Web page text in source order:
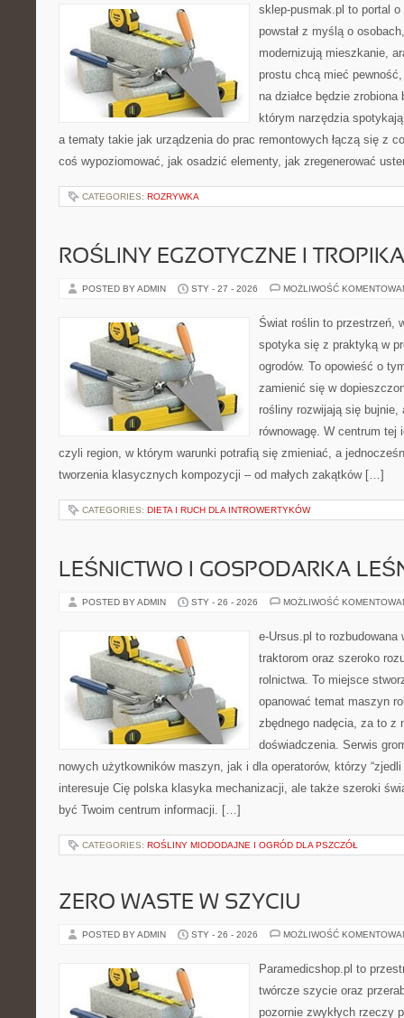
sklep-pusmak.pl to portal
powstał z myślą o
modernizują mieszkanie,
prostu chcą mieć
na działce będzie
którym narzędzia
a tematy takie jak urządzenia do prac remontowych łączą się z
coś wypoziomować, jak osadzić elementy, jak zregenerować
CATEGORIES: ROZRYWKA
ROŚLINY EGZOTYCZNE I
POSTED BY ADMIN STY - 27 - 2026 MOŻLIWOŚĆ
Świat roślin to przestrzeń,
spotyka się z praktyką w
ogrodów. To opowieść o
zamienić się w
rośliny rozwijają się bujnie,
równowagę. W centrum
czyli region, w którym warunki potrafią się zmieniać, a
tworzenia klasycznych kompozycji – od małych zakątków […]
CATEGORIES: DIETA I RUCH DLA INTROWERTYKÓW
LEŚNICTWO I GOSPODARKA
POSTED BY ADMIN STY - 26 - 2026 MOŻLIWOŚĆ
e-Ursus.pl to rozbudowana
traktorom oraz szeroko
rolnictwa. To miejsce
opanować temat maszyn
zbędnego nadęcia, za to z
doświadczenia. Serwis
nowych użytkowników maszyn, jak i dla operatorów, którzy
interesuje Cię polska klasyka mechanizacji, ale także szeroki
być Twoim centrum informacji. […]
CATEGORIES: ROŚLINY MIODODAJNE I OGRÓD DLA PSZCZÓŁ
ZERO WASTE W SZYCIU
POSTED BY ADMIN STY - 26 - 2026 MOŻLIWOŚĆ
Paramedicshop.pl to
twórcze szycie oraz
pozornie zwykłych rzeczy